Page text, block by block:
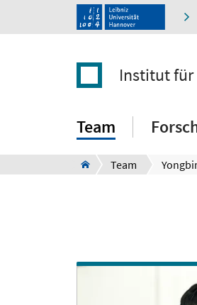
Institut
Team
Team